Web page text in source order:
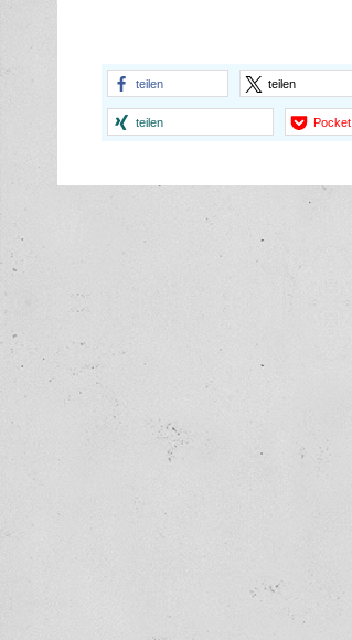
teilen teilen
teilen Pocket